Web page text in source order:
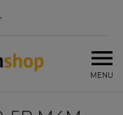
MENU